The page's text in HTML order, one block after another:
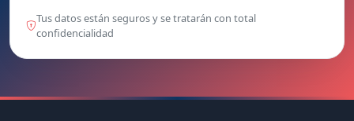
Tus datos están seguros y se tratarán con total
confidencialidad